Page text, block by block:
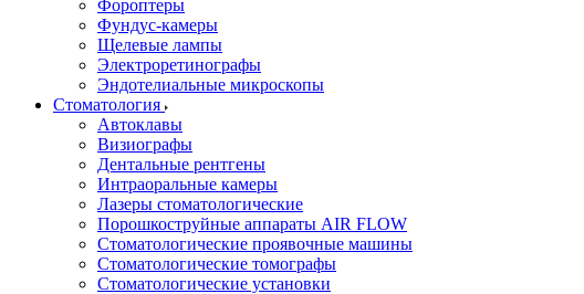
Фороптеры
Фундус-камеры
Щелевые лампы
Электроретинографы
Эндотелиальные микроскопы
Стоматология
Автоклавы
Визиографы
Дентальные рентгены
Интраоральные камеры
Лазеры стоматологические
Порошкоструйные аппараты AIR FLOW
Стоматологические проявочные машины
Стоматологические томографы
Стоматологические установки